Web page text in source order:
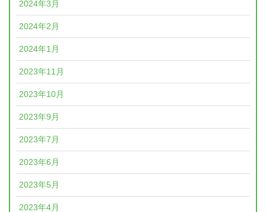
2024年3月
2024年2月
2024年1月
2023年11月
2023年10月
2023年9月
2023年7月
2023年6月
2023年5月
2023年4月